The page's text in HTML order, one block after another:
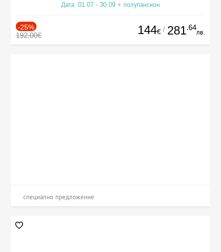
Дата: 01.07 - 30.09 + полупансион
-25%
192.00€ 144€ / 281.64
лв.
специално предложение